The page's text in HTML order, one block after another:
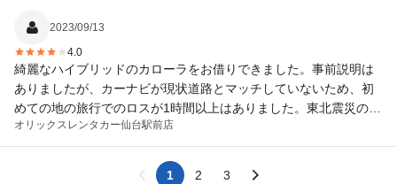
2023/09/13
4.0
綺麗なハイブリッドのカローラをお借りできました。事前説明は
ありましたが、カーナビが現状道路とマッチしていないため、初
めての地の旅行でのロスが1時間以上はありました。東北震災の復
興の地ですから、再開通や新開通が頻繁に行われているのは事実
ですが、カーナビはやはり便利ツールですので最新情報を入れて
の貸し出しをお願いしたいです。約3年前の地図情報でした。
オリックスレンタカー仙台駅前店
1 2 3